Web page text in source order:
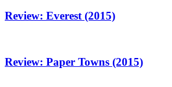
Review: Everest (2015)
Review: Paper Towns (2015)